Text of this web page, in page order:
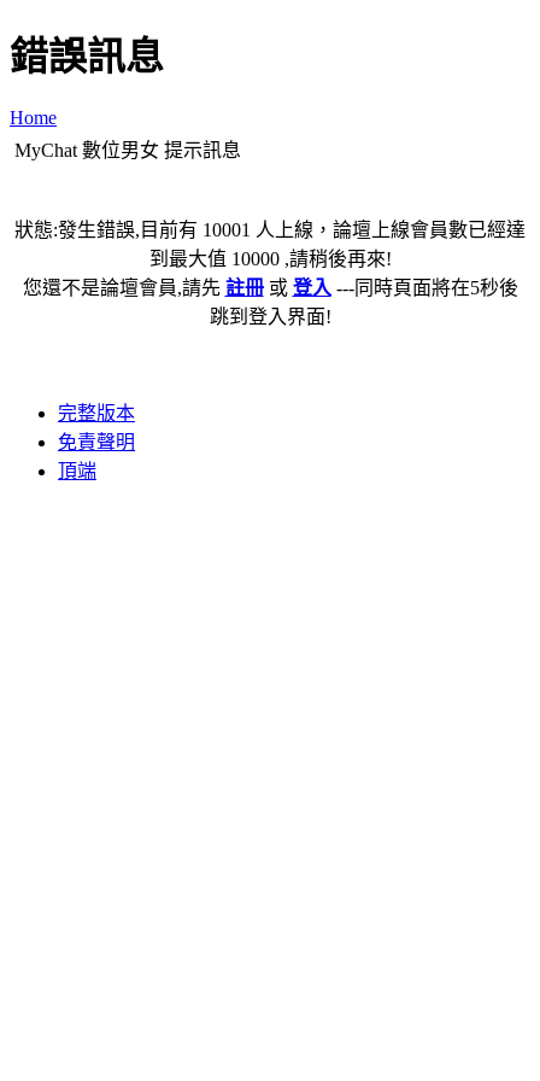
錯誤訊息
Home
MyChat 數位男女 提示訊息
狀態:發生錯誤,目前有 10001 人上線，論壇上線會員數已經達
到最大值 10000 ,請稍後再來!
您還不是論壇會員,請先 註冊或 登入 ---同時頁面將在5秒後
跳到登入界面!
完整版本
免責聲明
頂端